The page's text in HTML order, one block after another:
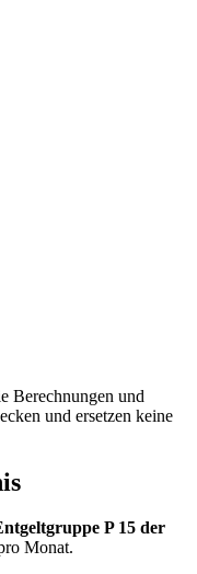
Berechnungen und
und ersetzen keine
P 15 der
Monat.